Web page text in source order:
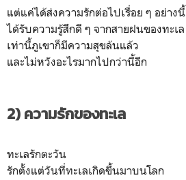
แต่แค่ได้ส่งความรักต่อไปเรื่อย ๆ อย่างนี้
ได้รับความรู้สึกดี ๆ จากสายฝนของทะเล
เท่านี้ภูเขาก็มีความสุขล้นแล้ว
และไม่หวังอะไรมากไปกว่านี้อีก
2) ความรักของทะเล
ทะเลรักตะวัน
รักตั้งแต่วันที่ทะเลเกิดขึ้นมาบนโลก